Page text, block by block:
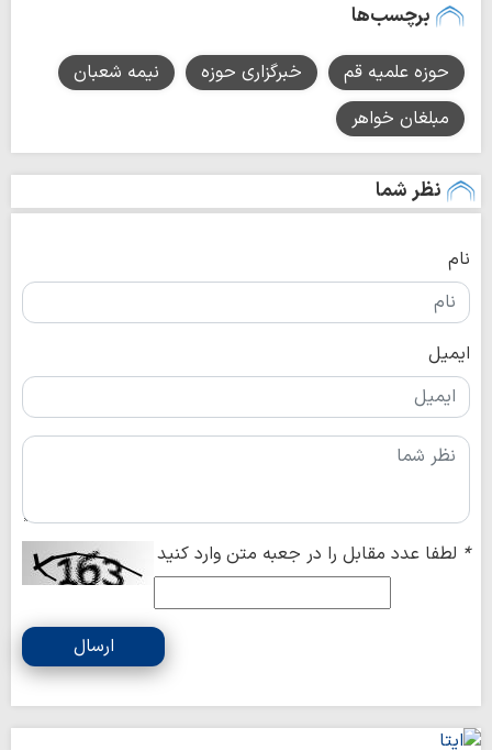
برچسب‌ها
حوزه‌ علمیه قم خبرگزاری حوزه
نیمه شعبان
مبلغان خواهر
نظر شما
نام
ایمیل
* لطفا عدد مقابل را در جعبه متن وارد کنید
ارسال